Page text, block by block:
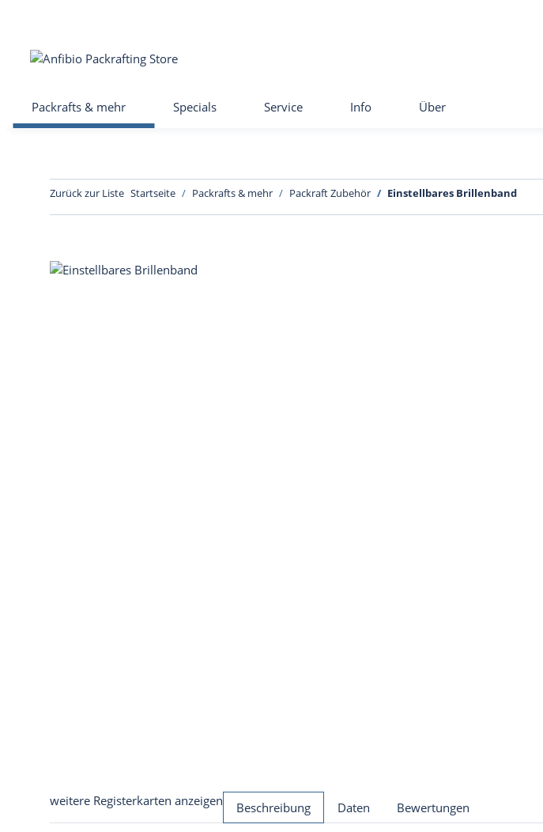
Packrafts & mehr Specials Service Info Über
Zurück zur Liste Startseite Packrafts & mehr Packraft Zubehör Einstellbares Brillenband
weitere Registerkarten anzeigen Beschreibung Daten Bewertungen